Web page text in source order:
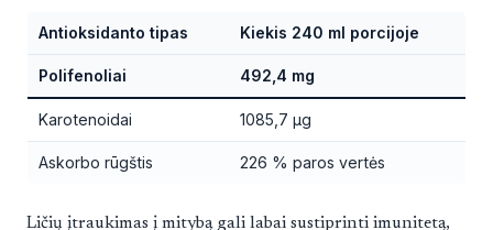
Antioksidanto tipas Kiekis 240 ml porcijoje
Polifenoliai 492,4 mg
Karotenoidai 1085,7 µg
Askorbo rūgštis 226 % paros vertės
Ličių įtraukimas į mitybą gali labai sustiprinti imunitetą,